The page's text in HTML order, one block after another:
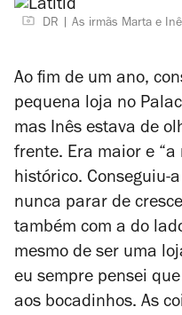
DR As irmãs Marta e
Ao fim de um ano,
pequena loja no
mas Inês estava de
frente. Era maior e
histórico. Conseguiu-
nunca parar de
também com a do
mesmo de ser uma
eu sempre pensei
aos bocadinhos. As